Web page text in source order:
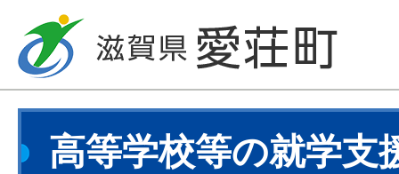
高等学校等の就学支